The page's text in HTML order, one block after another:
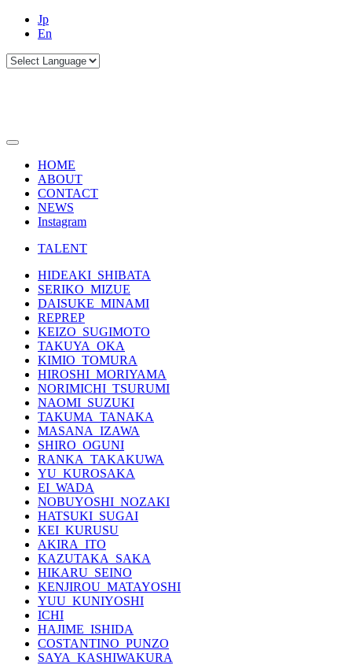
Jp
En
HOME
ABOUT
CONTACT
NEWS
Instagram
TALENT
HIDEAKI_SHIBATA
SERIKO_MIZUE
DAISUKE_MINAMI
REPREP
KEIZO_SUGIMOTO
TAKUYA_OKA
KIMIO_TOMURA
HIROSHI_MORIYAMA
NORIMICHI_TSURUMI
NAOMI_SUZUKI
TAKUMA_TANAKA
MASANA_IZAWA
SHIRO_OGUNI
RANKA_TAKAKUWA
YU_KUROSAKA
EI_WADA
NOBUYOSHI_NOZAKI
HATSUKI_SUGAI
KEI_KURUSU
AKIRA_ITO
KAZUTAKA_SAKA
HIKARU_SEINO
KENJIROU_MATAYOSHI
YUU_KUNIYOSHI
ICHI
HAJIME_ISHIDA
COSTANTINO_PUNZO
SAYA_KASHIWAKURA